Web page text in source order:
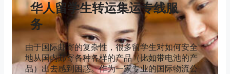
华人留学生转运集运专线服
务
由于国际邮寄的复杂性，很多留学生对如何安全
地从国内邮寄各种各样的产品（比如带电池的产
品）出去感到困惑。作为一家专业的国际物流公